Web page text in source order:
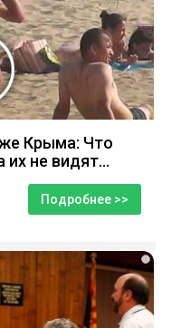
Крыма: Что
не видят...
Подробнее >>
i